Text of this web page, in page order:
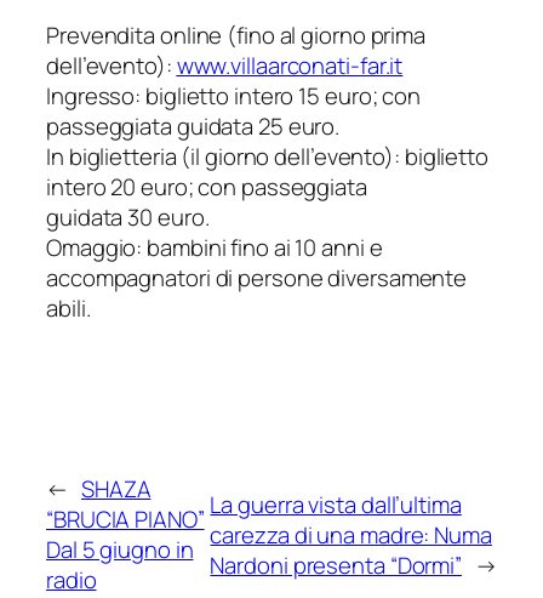
Prevendita online (fino al giorno prima
dell’evento):www.villaarconati-far.it
Ingresso: biglietto intero 15 euro; con
passeggiata guidata 25 euro.
In biglietteria (il giorno dell’evento): biglietto
intero 20 euro; con passeggiata
guidata 30 euro.
Omaggio: bambini fino ai 10 anni e
accompagnatori di persone diversamente
abili.
← SHAZA
“BRUCIA PIANO”
Dal 5 giugno in
radio
La guerra vista dall’ultima
carezza di una madre: Numa
Nardoni presenta “Dormi” →